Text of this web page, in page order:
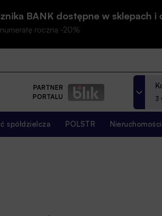
BANK dostępne w sklepach i
roczną -20%
PARTNER
PORTALU
3
spółdzielcza POLSTR Nieruchomości